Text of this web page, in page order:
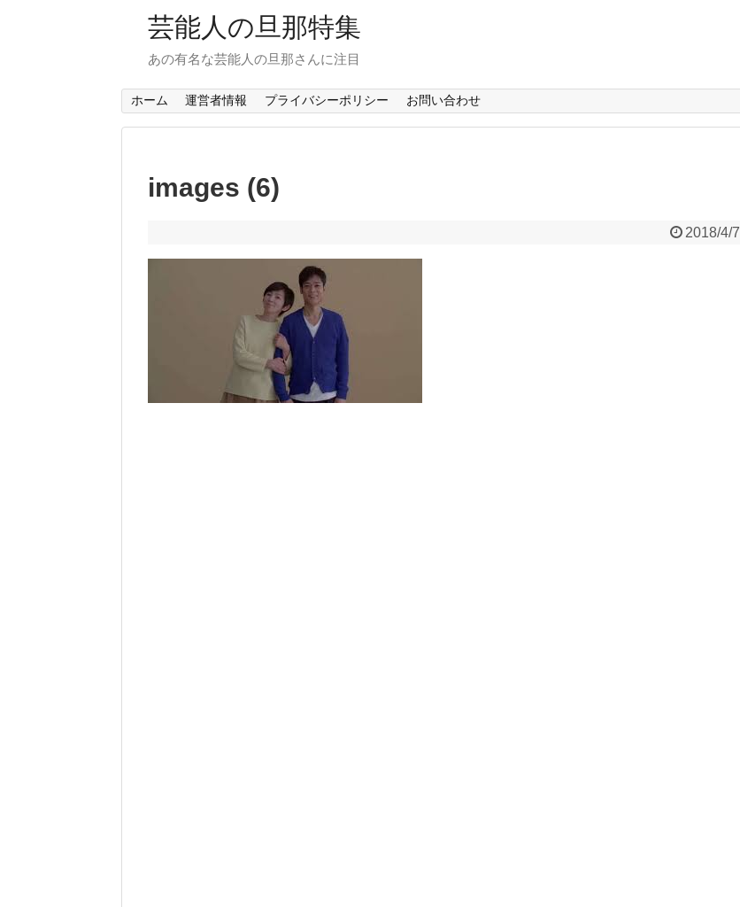
芸能人の旦那特集
あの有名な芸能人の旦那さんに注目
ホーム 運営者情報 プライバシーポリシー お問い合わせ
images (6)
2018/4/7